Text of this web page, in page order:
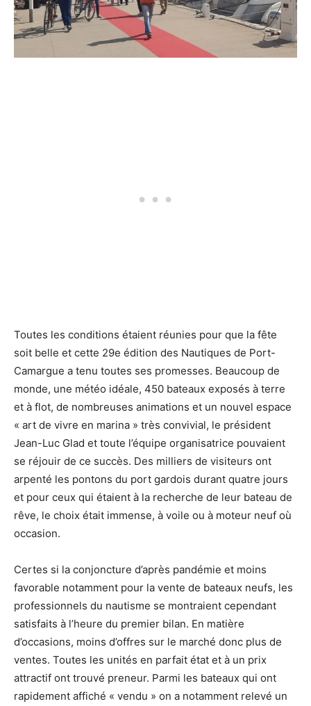
Toutes les conditions étaient réunies pour que la fête
soit belle et cette 29e édition des Nautiques de Port-
Camargue a tenu toutes ses promesses. Beaucoup de
monde, une météo idéale, 450 bateaux exposés à terre
et à flot, de nombreuses animations et un nouvel espace
« art de vivre en marina » très convivial, le président
Jean-Luc Glad et toute l’équipe organisatrice pouvaient
se réjouir de ce succès. Des milliers de visiteurs ont
arpenté les pontons du port gardois durant quatre jours
et pour ceux qui étaient à la recherche de leur bateau de
rêve, le choix était immense, à voile ou à moteur neuf où
occasion.
Certes si la conjoncture d’après pandémie et moins
favorable notamment pour la vente de bateaux neufs, les
professionnels du nautisme se montraient cependant
satisfaits à l’heure du premier bilan. En matière
d’occasions, moins d’offres sur le marché donc plus de
ventes. Toutes les unités en parfait état et à un prix
attractif ont trouvé preneur. Parmi les bateaux qui ont
rapidement affiché « vendu » on a notamment relevé un